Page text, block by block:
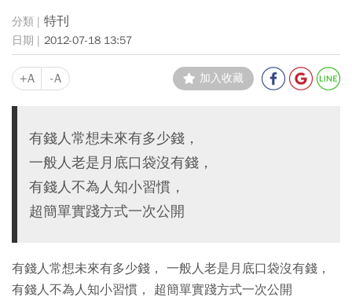
特刊
2012-07-18 13:57
+A -A 加入收藏
有錢人常想未來有多少錢，
一般人老是月底口袋沒有錢，
有錢人不為人知小習慣，
超簡單實踐方式一次公開
有錢人常想未來有多少錢， 一般人老是月底口袋沒有錢，
有錢人不為人知小習慣， 超簡單實踐方式一次公開